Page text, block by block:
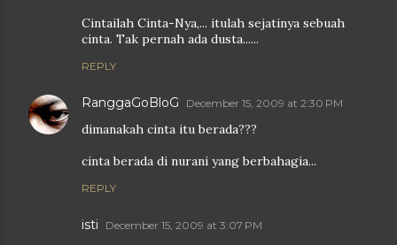
Cintailah Cinta-Nya,... itulah sejatinya sebuah
cinta. Tak pernah ada dusta......
REPLY
RanggaGoBloG December 15, 2009 at 2:30 PM
dimanakah cinta itu berada???
cinta berada di nurani yang berbahagia...
REPLY
isti December 15, 2009 at 3:07 PM